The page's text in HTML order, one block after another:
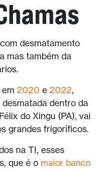
desmatamento
mas também da
em2020 e2022,
dentro da
do Xingu (PA), vai
grandes frigoríficos.
na TI, esses
que é o maior banco